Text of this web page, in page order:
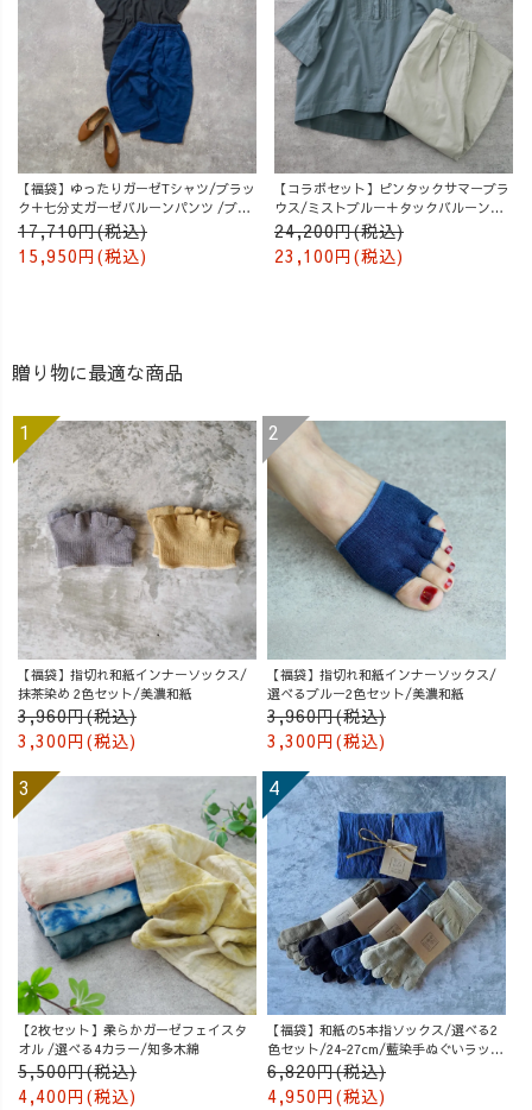
【福袋】ゆったりガーゼTシャツ/ブラッ
ク＋七分丈ガーゼバルーンパンツ /ブル
ー
17,710円(税込)
15,950円(税込)
【コラボセット】ピンタックサマーブラ
ウス/ミストブルー＋タックバルーンパ
ンツ/グレージュ
24,200円(税込)
23,100円(税込)
贈り物に最適な商品
【福袋】指切れ和紙インナーソックス/
抹茶染め 2色セット/美濃和紙
3,960円(税込)
3,300円(税込)
【福袋】指切れ和紙インナーソックス/
選べるブルー2色セット/美濃和紙
3,960円(税込)
3,300円(税込)
【2枚セット】柔らかガーゼフェイスタ
オル /選べる4カラー/知多木綿
5,500円(税込)
4,400円(税込)
【福袋】和紙の5本指ソックス/選べる2
色セット/24-27cm/藍染手ぬぐいラッピ
ング付
6,820円(税込)
4,950円(税込)